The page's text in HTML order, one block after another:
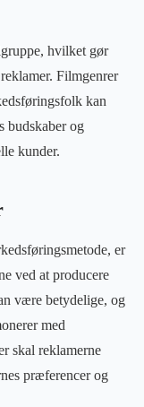
hvilket gør
Filmgenrer
kan
budskaber og
kunder.
er
ved at producere
være betydelige, og
med
skal reklamerne
præferencer og